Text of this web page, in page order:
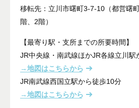
移転先：立川市曙町3-7-10（都営曙
階、2階）
【最寄り駅・支所までの所要時間】
JR中央線・南武線ほかJR各線立川駅
→地図はこちらから
JR南武線西国立駅から徒歩10分
→地図はこちらから